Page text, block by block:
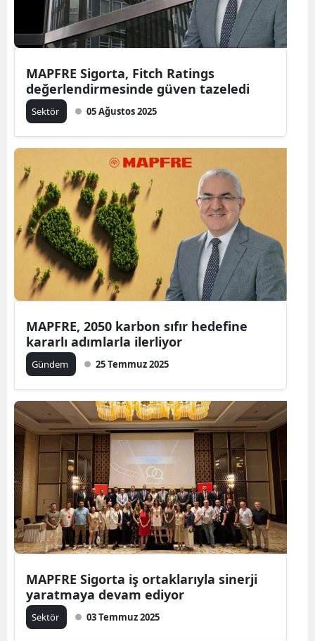
MAPFRE Sigorta, Fitch Ratings
değerlendirmesinde güven tazeledi
Sektör 05 Ağustos 2025
MAPFRE, 2050 karbon sıfır hedefine
kararlı adımlarla ilerliyor
Gündem 25 Temmuz 2025
MAPFRE Sigorta iş ortaklarıyla sinerji
yaratmaya devam ediyor
Sektör 03 Temmuz 2025